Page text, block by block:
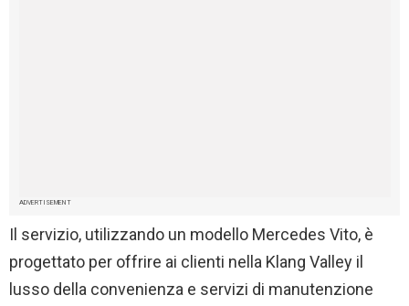
ADVERTISEMENT
Il servizio, utilizzando un modello Mercedes Vito, è
progettato per offrire ai clienti nella Klang Valley il
lusso della convenienza e servizi di manutenzione